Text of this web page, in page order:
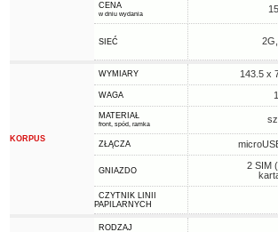
CENA
w dniu wydania
SIEĆ
KORPUS
WYMIARY 143.5 x
WAGA
MATERIAŁ
front, spód, ramka
ZŁĄCZA
GNIAZDO
2 SIM
CZYTNIK LINII
PAPILARNYCH
RODZAJ